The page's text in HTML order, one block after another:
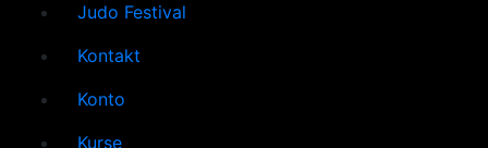
Judo Festival
Kontakt
Konto
Kurse